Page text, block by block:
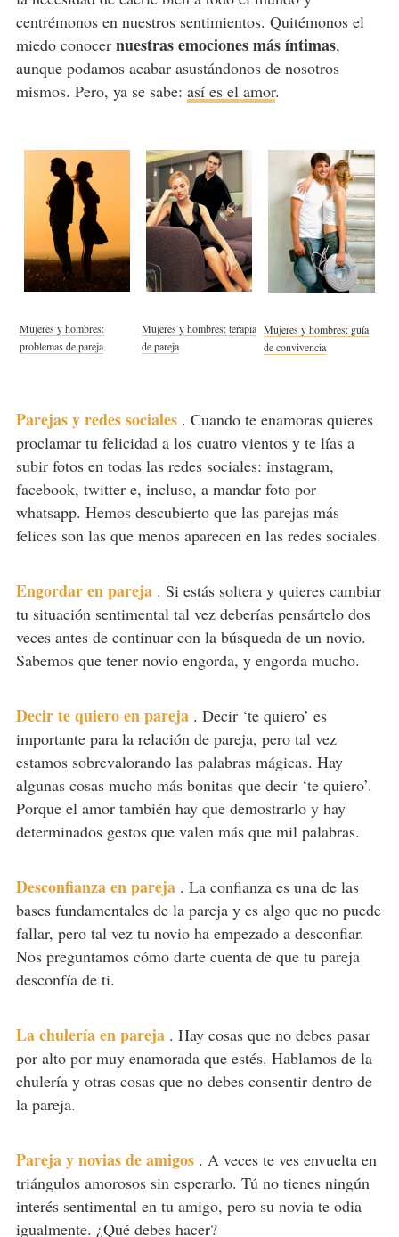
centrémonos en nuestros sentimientos. Quitémonos el
miedo conocer nuestras emociones más íntimas,
aunque podamos acabar asustándonos de nosotros
mismos. Pero, ya se sabe: así es el amor.
Mujeres y hombres:
problemas de pareja
Mujeres y hombres: terapia
de pareja
Mujeres y hombres: guía
de convivencia
Parejas y redes sociales . Cuando te enamoras quieres
proclamar tu felicidad a los cuatro vientos y te lías a
subir fotos en todas las redes sociales: instagram,
facebook, twitter e, incluso, a mandar foto por
whatsapp. Hemos descubierto que las parejas más
felices son las que menos aparecen en las redes sociales.
Engordar en pareja . Si estás soltera y quieres cambiar
tu situación sentimental tal vez deberías pensártelo dos
veces antes de continuar con la búsqueda de un novio.
Sabemos que tener novio engorda, y engorda mucho.
Decir te quiero en pareja . Decir ‘te quiero’ es
importante para la relación de pareja, pero tal vez
estamos sobrevalorando las palabras mágicas. Hay
algunas cosas mucho más bonitas que decir ‘te quiero’.
Porque el amor también hay que demostrarlo y hay
determinados gestos que valen más que mil palabras.
Desconfianza en pareja . La confianza es una de las
bases fundamentales de la pareja y es algo que no puede
fallar, pero tal vez tu novio ha empezado a desconfiar.
Nos preguntamos cómo darte cuenta de que tu pareja
desconfía de ti.
La chulería en pareja . Hay cosas que no debes pasar
por alto por muy enamorada que estés. Hablamos de la
chulería y otras cosas que no debes consentir dentro de
la pareja.
Pareja y novias de amigos . A veces te ves envuelta en
triángulos amorosos sin esperarlo. Tú no tienes ningún
interés sentimental en tu amigo, pero su novia te odia
igualmente. ¿Qué debes hacer?